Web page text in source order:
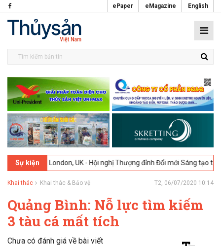
ePaper eMagazine English
Sự kiện
London, UK - Hội nghị Thượng đỉnh Đổi mới Sáng tạo trong
Khai thác Khai thác & Bảo vệ T2, 06/07/2020 10:14
Quảng Bình: Nỗ lực tìm kiếm
3 tàu cá mất tích
Chưa có đánh giá về bài viết